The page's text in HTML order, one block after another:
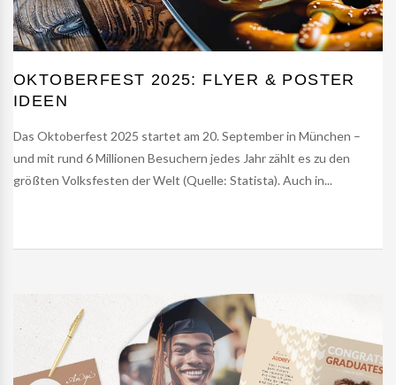
OKTOBERFEST 2025: FLYER & POSTER
IDEEN
Das Oktoberfest 2025 startet am 20. September in München –
und mit rund 6 Millionen Besuchern jedes Jahr zählt es zu den
größten Volksfesten der Welt (Quelle: Statista). Auch in...